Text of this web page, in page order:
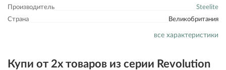
Производитель
Steelite
Страна
Великобритания
все характеристики
Купи от 2х товаров из серии Revolution